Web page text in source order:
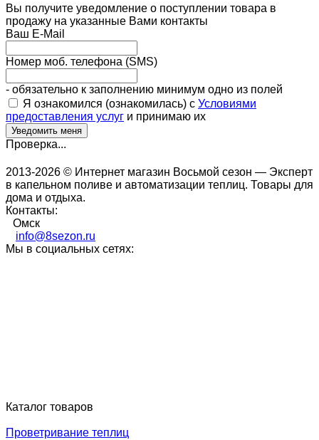
Вы получите уведомление о поступлении товара в
продажу на указанные Вами контакты
Ваш E-Mail
Номер моб. телефона (SMS)
- обязательно к заполнению минимум одно из полей
Я ознакомился (ознакомилась) с Условиями
предоставления услуг и принимаю их
Проверка...
2013-2026 © Интернет магазин Восьмой сезон — Эксперт
в капельном поливе и автоматизации теплиц. Товары для
дома и отдыха.
Контакты:
Омск
info@8sezon.ru
Мы в социальных сетях:
Каталог товаров
Проветривание теплиц